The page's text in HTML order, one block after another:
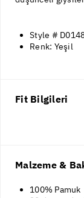
Style #
Renk: Yeşil
Fit Bilgileri
Malzeme &
100% Pamuk